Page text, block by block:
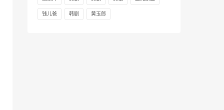
钱儿爸 韩剧 黄玉郎